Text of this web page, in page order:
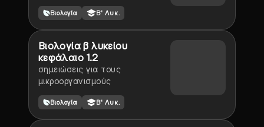
Εύχομαι να βοηθήσουν
Βιολογία Β' Λυκ.
Βιολογία β λυκείου
κεφάλαιο 1.2
σημειώσεις για τους
μικροοργανισμούς
Βιολογία Β' Λυκ.